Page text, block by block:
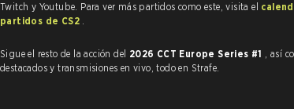
Twitch y Youtube. Para ver más partidos como este, visita el
partidos de CS2 .
Sigue el resto de la acción del 2026 CCT Europe Series #1 , así como
destacados y transmisiones en vivo, todo en Strafe.